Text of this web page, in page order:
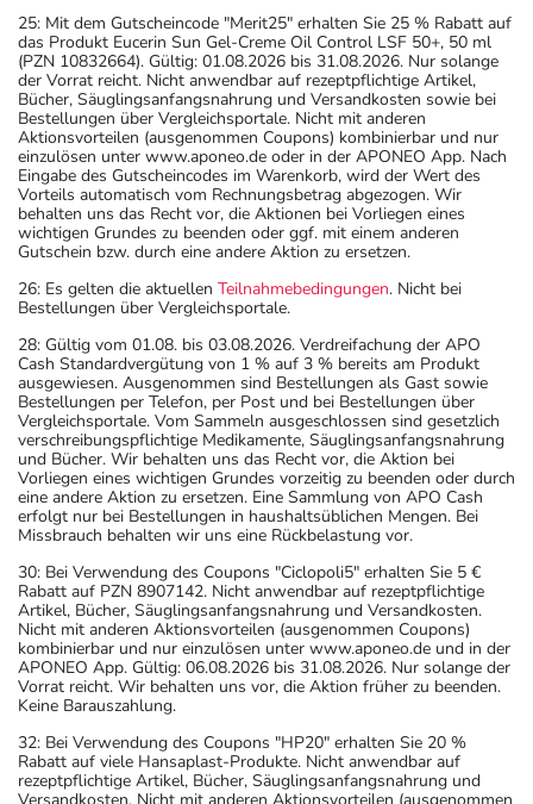
25: Mit dem Gutscheincode "Merit25" erhalten Sie 25 % Rabatt auf
das Produkt Eucerin Sun Gel-Creme Oil Control LSF 50+, 50 ml
(PZN 10832664). Gültig: 01.08.2026 bis 31.08.2026. Nur solange
der Vorrat reicht. Nicht anwendbar auf rezeptpflichtige Artikel,
Bücher, Säuglingsanfangsnahrung und Versandkosten sowie bei
Bestellungen über Vergleichsportale. Nicht mit anderen
Aktionsvorteilen (ausgenommen Coupons) kombinierbar und nur
einzulösen unter www.aponeo.de oder in der APONEO App. Nach
Eingabe des Gutscheincodes im Warenkorb, wird der Wert des
Vorteils automatisch vom Rechnungsbetrag abgezogen. Wir
behalten uns das Recht vor, die Aktionen bei Vorliegen eines
wichtigen Grundes zu beenden oder ggf. mit einem anderen
Gutschein bzw. durch eine andere Aktion zu ersetzen.
26: Es gelten die aktuellen Teilnahmebedingungen. Nicht bei
Bestellungen über Vergleichsportale.
28: Gültig vom 01.08. bis 03.08.2026. Verdreifachung der APO
Cash Standardvergütung von 1 % auf 3 % bereits am Produkt
ausgewiesen. Ausgenommen sind Bestellungen als Gast sowie
Bestellungen per Telefon, per Post und bei Bestellungen über
Vergleichsportale. Vom Sammeln ausgeschlossen sind gesetzlich
verschreibungspflichtige Medikamente, Säuglingsanfangsnahrung
und Bücher. Wir behalten uns das Recht vor, die Aktion bei
Vorliegen eines wichtigen Grundes vorzeitig zu beenden oder durch
eine andere Aktion zu ersetzen. Eine Sammlung von APO Cash
erfolgt nur bei Bestellungen in haushaltsüblichen Mengen. Bei
Missbrauch behalten wir uns eine Rückbelastung vor.
30: Bei Verwendung des Coupons "Ciclopoli5" erhalten Sie 5 €
Rabatt auf PZN 8907142. Nicht anwendbar auf rezeptpflichtige
Artikel, Bücher, Säuglingsanfangsnahrung und Versandkosten.
Nicht mit anderen Aktionsvorteilen (ausgenommen Coupons)
kombinierbar und nur einzulösen unter www.aponeo.de und in der
APONEO App. Gültig: 06.08.2026 bis 31.08.2026. Nur solange der
Vorrat reicht. Wir behalten uns vor, die Aktion früher zu beenden.
Keine Barauszahlung.
32: Bei Verwendung des Coupons "HP20" erhalten Sie 20 %
Rabatt auf viele Hansaplast-Produkte. Nicht anwendbar auf
rezeptpflichtige Artikel, Bücher, Säuglingsanfangsnahrung und